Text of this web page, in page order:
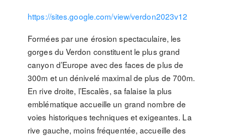
https://sites.google.com/view/verdon2023v12
Formées par une érosion spectaculaire, les
gorges du Verdon constituent le plus grand
canyon d’Europe avec des faces de plus de
300m et un dénivelé maximal de plus de 700m.
En rive droite, l’Escalès, sa falaise la plus
emblématique accueille un grand nombre de
voies historiques techniques et exigeantes. La
rive gauche, moins fréquentée, accueille des